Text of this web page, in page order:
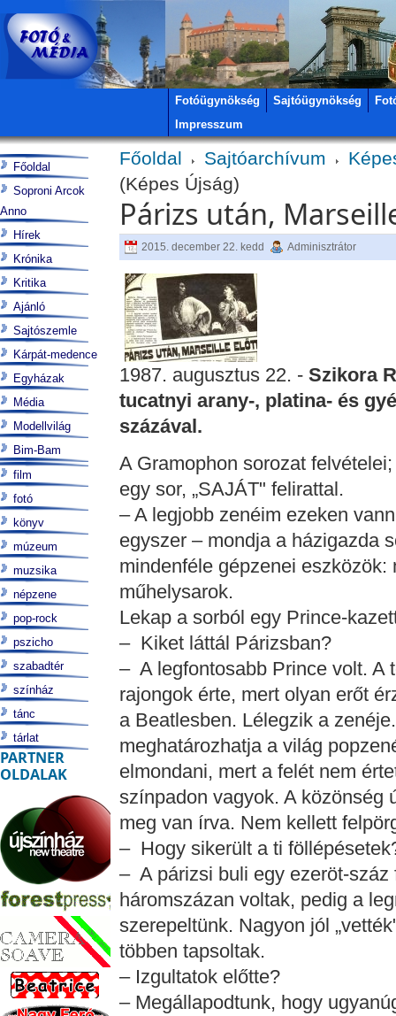
Fotóügynökség Sajtóügynökség
Impresszum
Főoldal Sajtóarchívum
(Képes Újság)
Párizs után,
2015. december 22. kedd Adminisztrátor
1987. augusztus 22. - Szikora
tucatnyi arany-, platina- és
százával.
A Gramophon sorozat
egy sor, „SAJÁT" felirattal.
– A legjobb zenéim ezeken
egyszer – mondja a házigazda
mindenféle gépzenei
műhelysarok.
Lekap a sorból egy Prince-
– Kiket láttál Párizsban?
– A legfontosabb Prince volt.
rajongok érte, mert olyan erőt
a Beatlesben. Lélegzik a
meghatározhatja a világ
elmondani, mert a felét nem
színpadon vagyok. A közönség
meg van írva. Nem kellett
– Hogy sikerült a ti
– A párizsi buli egy ezeröt-
háromszázan voltak, pedig a
szerepeltünk. Nagyon jól
többen tapsoltak.
– Izgultatok előtte?
– Megállapodtunk, hogy
Főoldal
Soproni Arcok
Anno
Hírek
Krónika
Kritika
Ajánló
Sajtószemle
Kárpát-medence
Egyházak
Média
Modellvilág
Bim-Bam
film
fotó
könyv
múzeum
muzsika
népzene
pop-rock
pszicho
szabadtér
színház
tánc
tárlat
PARTNER
OLDALAK